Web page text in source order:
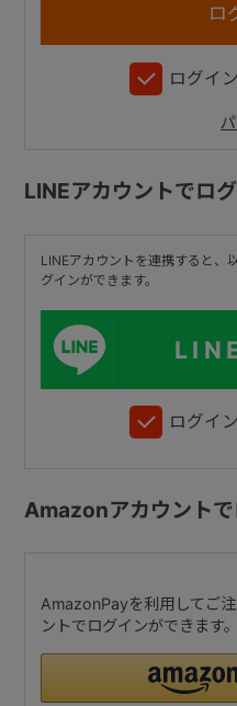
ログイ
LINEアカウントでロ
LINEアカウントを連携すると、
グインができます。
ログイ
Amazonアカウント
AmazonPayを利用してご
ントでログインができます。